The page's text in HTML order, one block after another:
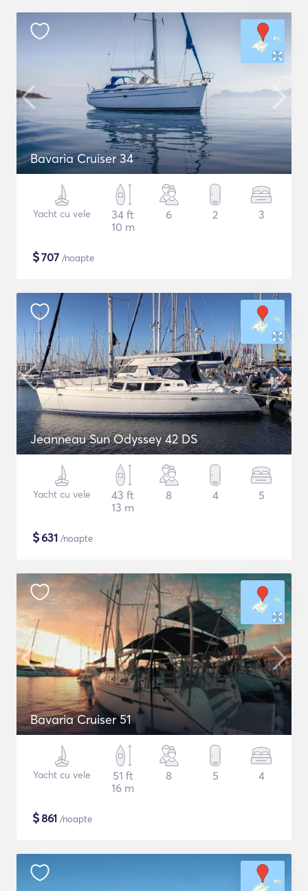
Bavaria Cruiser 34
Yacht cu vele
34 ft
10 m
6 2 3
$707 /noapte
Jeanneau Sun Odyssey 42 DS
Yacht cu vele
43 ft
13 m
8 4 5
$631 /noapte
Bavaria Cruiser 51
Yacht cu vele
51 ft
16 m
8 5 4
$861 /noapte